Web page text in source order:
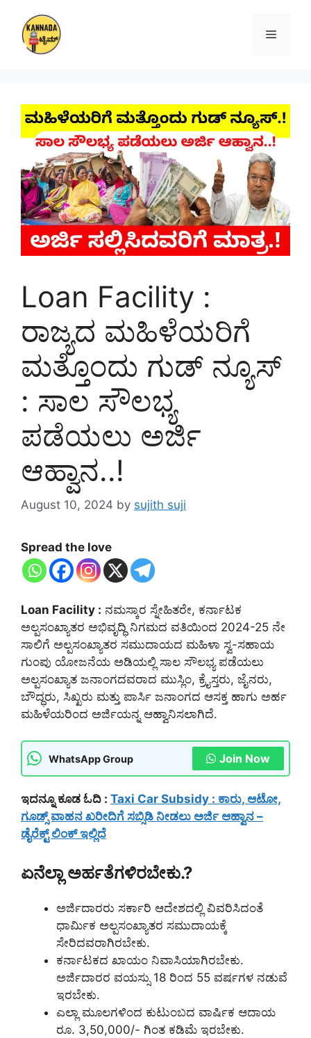
content
Menu
Loan Facility :
ರಾಜ್ಯದ ಮಹಿಳೆಯರಿಗೆ
ಮತ್ತೊಂದು ಗುಡ್ ನ್ಯೂಸ್
: ಸಾಲ ಸೌಲಭ್ಯ
ಪಡೆಯಲು ಅರ್ಜಿ
ಆಹ್ವಾನ..!
August 10, 2024 by sujith suji
Spread the love
Loan Facility : ನಮಸ್ಕಾರ ಸ್ನೇಹಿತರೇ, ಕರ್ನಾಟಕ
ಅಲ್ಪಸಂಖ್ಯಾತರ ಅಭಿವೃದ್ಧಿ ನಿಗಮದ ವತಿಯಿಂದ 2024-25 ನೇ
ಸಾಲಿಗೆ ಅಲ್ಪಸಂಖ್ಯಾತರ ಸಮುದಾಯದ ಮಹಿಳಾ ಸ್ವ-ಸಹಾಯ
ಗುಂಪು ಯೋಜನೆಯ ಅಡಿಯಲ್ಲಿ ಸಾಲ ಸೌಲಭ್ಯ ಪಡೆಯಲು
ಅಲ್ಪಸಂಖ್ಯಾತ ಜನಾಂಗದವರಾದ ಮುಸ್ಲಿಂ, ಕ್ರೈಸ್ತರು, ಜೈನರು,
ಬೌದ್ಧರು, ಸಿಖ್ಖರು ಮತ್ತು ಪಾರ್ಸಿ ಜನಾಂಗದ ಆಸಕ್ತ ಹಾಗು ಅರ್ಹ
ಮಹಿಳೆಯರಿಂದ ಅರ್ಜಿಯನ್ನ ಆಹ್ವಾನಿಸಲಾಗಿದೆ.
WhatsApp Group Join Now
ಇದನ್ನೂ ಕೂಡ ಓದಿ : Taxi Car Subsidy : ಕಾರು, ಆಟೋ,
ಗೂಡ್ಸ್ ವಾಹನ ಖರೀದಿಗೆ ಸಬ್ಸಿಡಿ ನೀಡಲು ಅರ್ಜಿ ಆಹ್ವಾನ –
ಡೈರೆಕ್ಟ್ ಲಿಂಕ್ ಇಲ್ಲಿದೆ
ಏನೆಲ್ಲಾ ಅರ್ಹತೆಗಳಿರಬೇಕು.?
ಅರ್ಜಿದಾರರು ಸರ್ಕಾರಿ ಆದೇಶದಲ್ಲಿ ವಿವರಿಸಿದಂತೆ
ಧಾರ್ಮಿಕ ಅಲ್ಪಸಂಖ್ಯಾತರ ಸಮುದಾಯಕ್ಕೆ
ಸೇರಿದವರಾಗಿರಬೇಕು.
ಕರ್ನಾಟಕದ ಖಾಯಂ ನಿವಾಸಿಯಾಗಿರಬೇಕು.
ಅರ್ಜಿದಾರರ ವಯಸ್ಸು 18 ರಿಂದ 55 ವರ್ಷಗಳ ನಡುವೆ
ಇರಬೇಕು.
ಎಲ್ಲಾ ಮೂಲಗಳಿಂದ ಕುಟುಂಬದ ವಾರ್ಷಿಕ ಆದಾಯ
ರೂ. 3,50,000/- ಗಿಂತ ಕಡಿಮೆ ಇರಬೇಕು.